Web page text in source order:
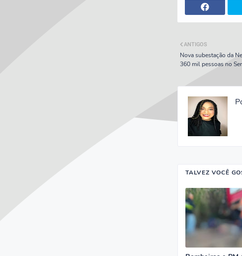
ANTIGOS
Nova subestação da
360 mil pessoas no
TALVEZ VOCÊ